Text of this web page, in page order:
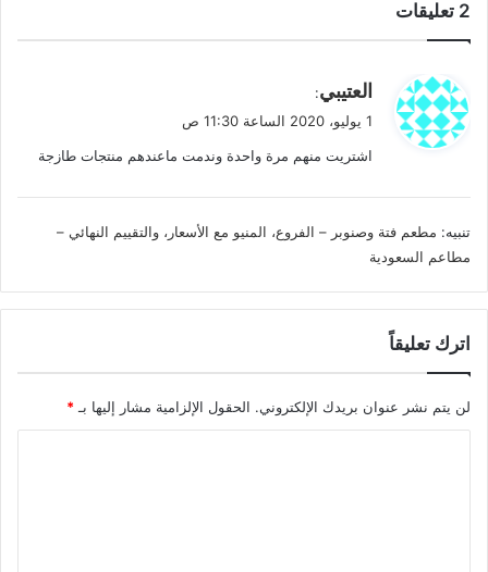
‫2 تعليقات
ي
ل
العتيبي:
1 يوليو، 2020 الساعة 11:30 ص
اشتريت منهم مرة واحدة وندمت ماعندهم منتجات طازجة
تنبيه: مطعم فتة وصنوبر – الفروع، المنيو مع الأسعار، والتقييم النهائي –
مطاعم السعودية
اترك تعليقاً
لن يتم نشر عنوان بريدك الإلكتروني. الحقول الإلزامية مشار إليها بـ *